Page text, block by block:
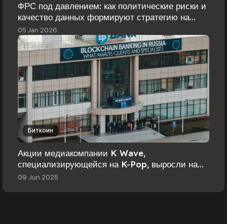
ФРС под давлением: как политические риски и
качество данных формируют стратегию на
2026 год
05 Jan 2026
Биткоин
Акции медиакомпании K Wave,
специализирующейся на K-Pop, выросли на
130% после объявления о создании казны в
09 Jun 2025